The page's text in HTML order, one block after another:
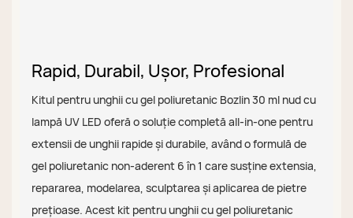
Rapid, Durabil, Ușor, Profesional
Kitul pentru unghii cu gel poliuretanic Bozlin 30 ml nud cu
lampă UV LED oferă o soluție completă all-in-one pentru
extensii de unghii rapide și durabile, având o formulă de
gel poliuretanic non-aderent 6 în 1 care susține extensia,
repararea, modelarea, sculptarea și aplicarea de pietre
prețioase. Acest kit pentru unghii cu gel poliuretanic